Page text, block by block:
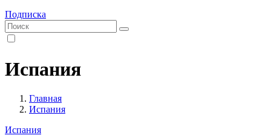
Подписка
Испания
Главная
Испания
Испания